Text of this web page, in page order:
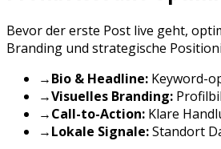
Bevor der erste Post live geht,
Branding und strategische
→Bio & Headline: Keyword-
→Visuelles Branding:
→Call-to-Action: Klare
→Lokale Signale:Standort